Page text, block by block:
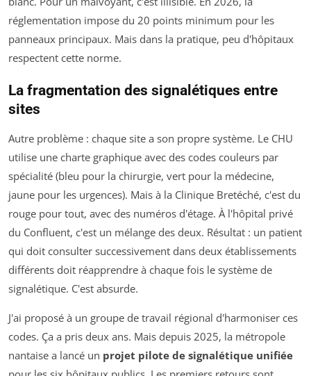
réglementation impose du 20 points minimum pour les
panneaux principaux. Mais dans la pratique, peu d'hôpitaux
respectent cette norme.
La fragmentation des signalétiques entre
sites
Autre problème : chaque site a son propre système. Le CHU
utilise une charte graphique avec des codes couleurs par
spécialité (bleu pour la chirurgie, vert pour la médecine,
jaune pour les urgences). Mais à la Clinique Bretéché, c'est du
rouge pour tout, avec des numéros d'étage. À l'hôpital privé
du Confluent, c'est un mélange des deux. Résultat : un patient
qui doit consulter successivement dans deux établissements
différents doit réapprendre à chaque fois le système de
signalétique. C'est absurde.
J'ai proposé à un groupe de travail régional d'harmoniser ces
codes. Ça a pris deux ans. Mais depuis 2025, la métropole
nantaise a lancé un projet pilote de signalétique unifiée